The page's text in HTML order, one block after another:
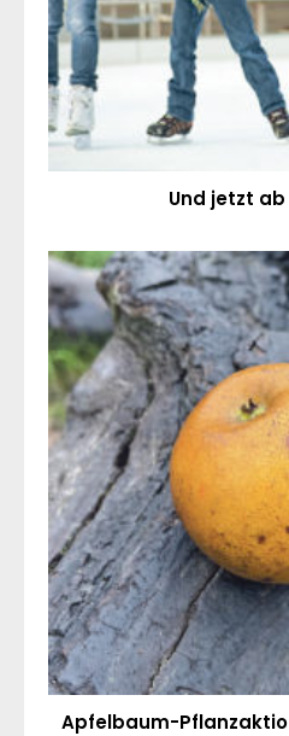
Und jetzt ab
Apfelbaum-